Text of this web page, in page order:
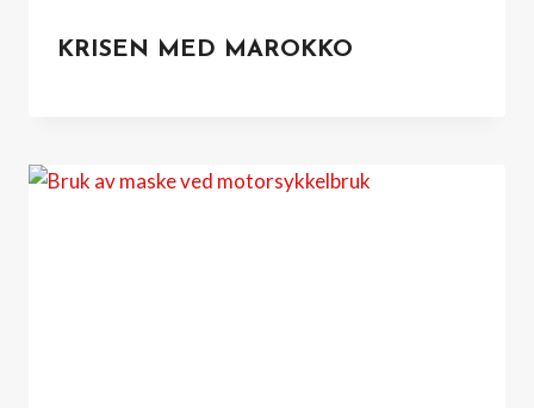
KRISEN MED MAROKKO